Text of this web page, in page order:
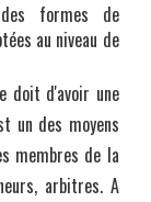
formes de
au niveau de
doit d'avoir une
un des moyens
membres de la
arbitres. A